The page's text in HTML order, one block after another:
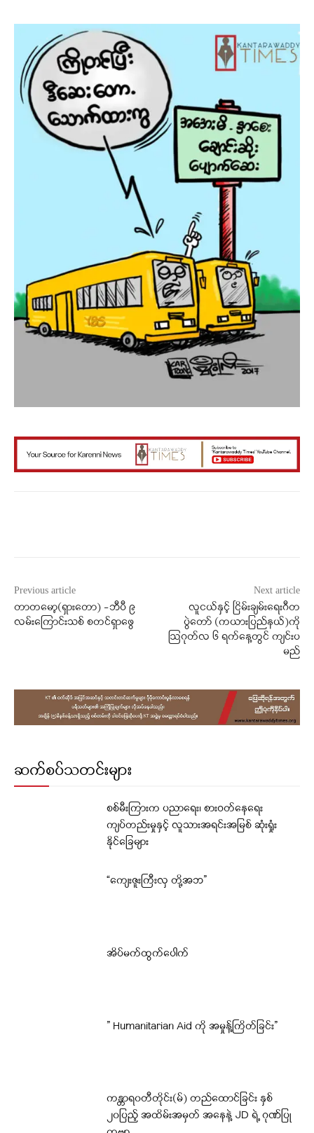
Previous article
တာတမော့(ရှားတော) -ဘီပီ ၉
လမ်းကြောင်းသစ် စတင်ရှာဖွေ
Next article
လူငယ်နှင့် ငြိမ်းချမ်းရေးဂီတ
ပွဲတော် (ကယားပြည်နယ်)ကို
ဩဂုတ်လ ၆ ရက်နေ့တွင် ကျင်းပ
မည်
ဆက်စပ်သတင်းများ
စစ်မီးကြားက ပညာရေး၊ စားဝတ်နေရေး
ကျပ်တည်းမှုနှင့် လူသားအရင်းအမြစ် ဆုံးရှုံး
နိုင်ခြေများ
“​ကျေးဇူးကြီးလှ တို့အဘ”
အိပ်မက်ထွက်ပေါက်
” Humanitarian Aid ကို အမှုန့်ကြိတ်ခြင်း”
ကန္တာရ၀တီတိုင်း(မ်) တည်ထောင်ခြင်း နှစ်
၂၀ပြည့် အထိမ်းအမှတ် အနေနဲ့ JD ရဲ့ ဂုဏ်ပြု